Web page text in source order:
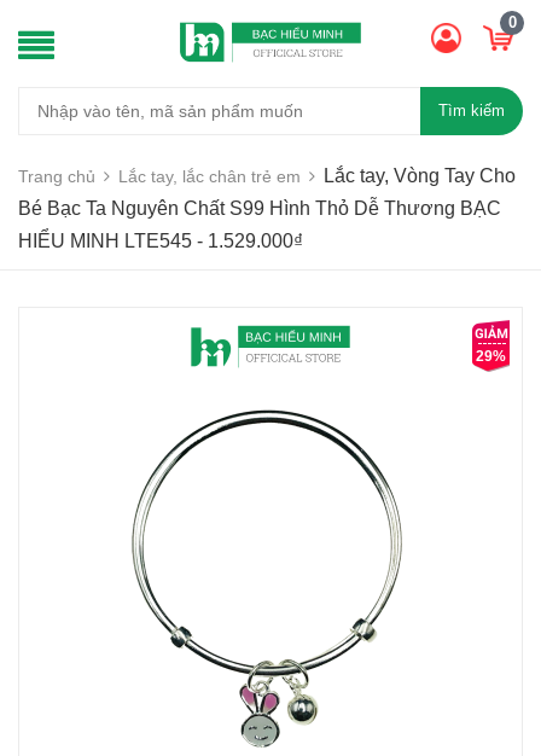
0
Tìm kiếm
Trang chủ Lắc tay, lắc chân trẻ em
Lắc tay, Vòng Tay Cho
Bé Bạc Ta Nguyên Chất S99 Hình Thỏ Dễ Thương BẠC
HIỂU MINH LTE545 - 1.529.000₫
29%